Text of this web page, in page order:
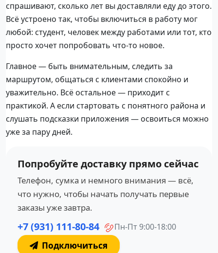
спрашивают, сколько лет вы доставляли еду до этого.
Всё устроено так, чтобы включиться в работу мог
любой: студент, человек между работами или тот, кто
просто хочет попробовать что-то новое.
Главное — быть внимательным, следить за
маршрутом, общаться с клиентами спокойно и
уважительно. Всё остальное — приходит с
практикой. А если стартовать с понятного района и
слушать подсказки приложения — освоиться можно
уже за пару дней.
Попробуйте доставку прямо сейчас
Телефон, сумка и немного внимания — всё,
что нужно, чтобы начать получать первые
заказы уже завтра.
+7 (931) 111-80-84 Пн-Пт 9:00-18:00
Подключиться